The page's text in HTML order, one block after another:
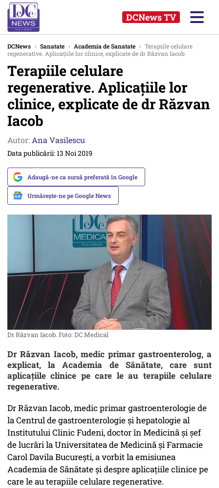
DCNews TV
DCNews › Sanatate › Academia de Sanatate › Terapiile celulare
regenerative. Aplicațiile lor clinice, explicate de dr Răzvan Iacob
Terapiile celulare
regenerative. Aplicațiile lor
clinice, explicate de dr Răzvan
Iacob
Autor: Ana Vasilescu
Data publicării: 13 Noi 2019
Adaugă-ne ca sursă preferată în Google
Urmărește-ne pe Google News
Dr Răzvan Iacob. Foto: DC Medical
Dr Răzvan Iacob, medic primar gastroenterolog, a
explicat, la Academia de Sănătate, care sunt
aplicațiile clinice pe care le au terapiile celulare
regenerative.
Dr Răzvan Iacob, medic primar gastroenterologie de
la Centrul de gastroenterologie și hepatologie al
Institutului Clinic Fudeni, doctor în Medicină și șef
de lucrări la Universitatea de Medicină și Farmacie
Carol Davila București, a vorbit la emisiunea
Academia de Sănătate și despre aplicațiile clinice pe
care le au terapiile celulare regenerative.